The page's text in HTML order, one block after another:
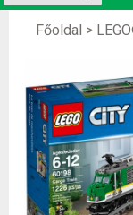
Főoldal >